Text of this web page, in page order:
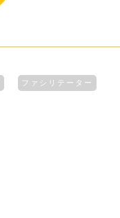
ファシリテーター